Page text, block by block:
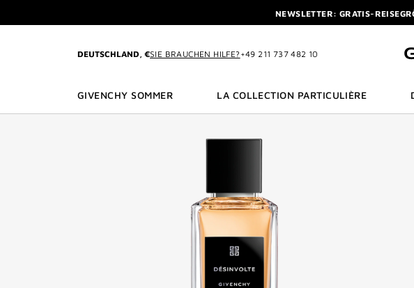
NEWSLETTER: GRATIS-
PROFITIEREN SIE VON KOSTENLOSEM
NEWSLETTER: GRATIS-
DEUTSCHLAND, €SIE BRAUCHEN HILFE? +49 211 737 482 10
GIVENCHY SOMMER LA COLLECTION PARTICULIÈRE